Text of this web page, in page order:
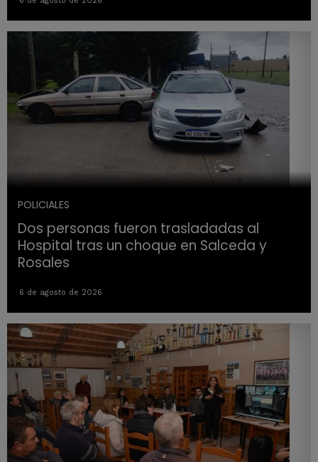
POLICIALES
Dos personas fueron trasladadas al
Hospital tras un choque en Salceda y
Rosales
6 de agosto de 2026